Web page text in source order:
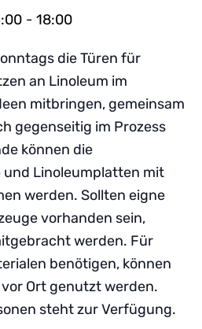
- 18:00
die Türen für
an Linoleum im
mitbringen, gemeinsam
gegenseitig im Prozess
können die
und Linoleumplatten mit
werden. Sollten eigne
vorhanden sein,
werden. Für
benötigen, können
Ort genutzt werden.
steht zur Verfügung.